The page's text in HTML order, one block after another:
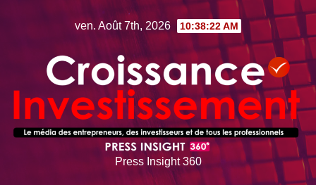
ven. Août 7th, 2026 10:38:24 AM
Press Insight 360